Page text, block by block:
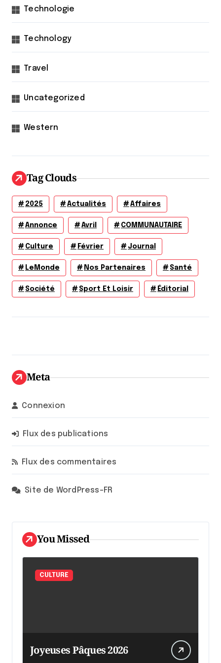
Technologie
Technology
Travel
Uncategorized
Western
Tag Clouds
2025 Actualités Affaires
Annonce Avril COMMUNAUTAIRE
Culture Février Journal
LeMonde Nos Partenaires Santé
Société Sport Et Loisir Éditorial
Meta
Connexion
Flux des publications
Flux des commentaires
Site de WordPress-FR
You Missed
CULTURE
Joyeuses Pâques 2026